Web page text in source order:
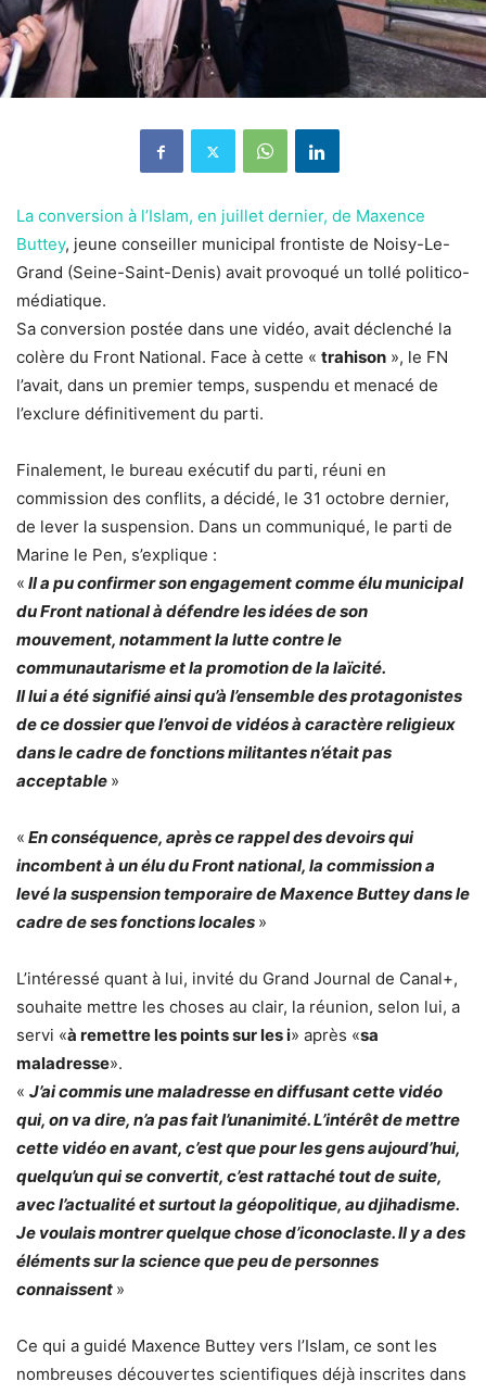
La conversion à l’Islam, en juillet dernier, de Maxence
Buttey, jeune conseiller municipal frontiste de Noisy-Le-
Grand (Seine-Saint-Denis) avait provoqué un tollé politico-
médiatique.
Sa conversion postée dans une vidéo, avait déclenché la
colère du Front National. Face à cette « trahison », le FN
l’avait, dans un premier temps, suspendu et menacé de
l’exclure définitivement du parti.
Finalement, le bureau exécutif du parti, réuni en
commission des conflits, a décidé, le 31 octobre dernier,
de lever la suspension. Dans un communiqué, le parti de
Marine le Pen, s’explique :
« Il a pu confirmer son engagement comme élu municipal
du Front national à défendre les idées de son
mouvement, notamment la lutte contre le
communautarisme et la promotion de la laïcité.
Il lui a été signifié ainsi qu’à l’ensemble des protagonistes
de ce dossier que l’envoi de vidéos à caractère religieux
dans le cadre de fonctions militantes n’était pas
acceptable »
« En conséquence, après ce rappel des devoirs qui
incombent à un élu du Front national, la commission a
levé la suspension temporaire de Maxence Buttey dans le
cadre de ses fonctions locales »
L’intéressé quant à lui, invité du Grand Journal de Canal+,
souhaite mettre les choses au clair, la réunion, selon lui, a
servi «à remettre les points sur les i» après «sa
maladresse».
« J’ai commis une maladresse en diffusant cette vidéo
qui, on va dire, n’a pas fait l’unanimité. L’intérêt de mettre
cette vidéo en avant, c’est que pour les gens aujourd’hui,
quelqu’un qui se convertit, c’est rattaché tout de suite,
avec l’actualité et surtout la géopolitique, au djihadisme.
Je voulais montrer quelque chose d’iconoclaste. Il y a des
éléments sur la science que peu de personnes
connaissent »
Ce qui a guidé Maxence Buttey vers l’Islam, ce sont les
nombreuses découvertes scientifiques déjà inscrites dans